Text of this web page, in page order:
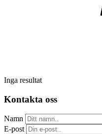
Inga resultat
Kontakta oss
Namn
E-post